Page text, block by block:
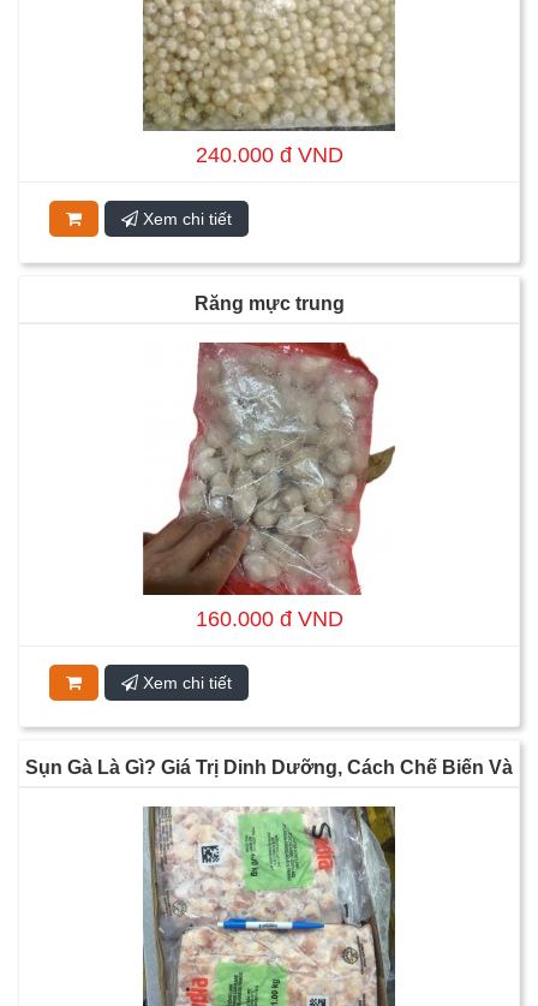
240.000 đ VND
Xem chi tiết
Răng mực trung
160.000 đ VND
Xem chi tiết
Sụn Gà Là Gì? Giá Trị Dinh Dưỡng, Cách Chế Biến Và
Những Món Ngon Từ Sụn Gà